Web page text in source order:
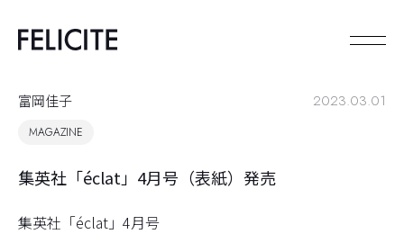
富岡佳子 2023.03.01
MAGAZINE
集英社「éclat」4月号（表紙）発売
集英社「éclat」4月号